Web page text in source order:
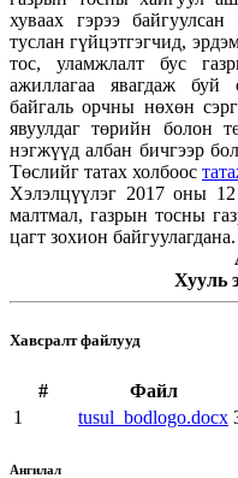
хуваах гэрээ байгуулсан
туслан гүйцэтгэгчид,
тос, уламжлалт бус
ажиллагаа явагдаж буй
байгаль орчны нөхөн
явуулдаг төрийн болон
нэгжүүд албан бичгээр
Төслийг татах холбоос
Хэлэлцүүлэг 2017 оны
малтмал, газрын тосны
цагт зохион байгуулагдана.
Хууль
Хавсралт файлууд
# Файл
1
tusul_bodlogo.docx
Ангилал